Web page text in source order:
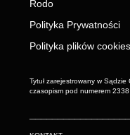
Rodo
Polityka Prywatności
Polityka plików
Tytuł zarejestrowany w
czasopism pod numerem 2338